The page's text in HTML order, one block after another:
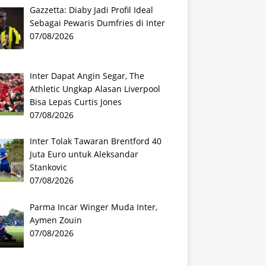
Gazzetta: Diaby Jadi Profil Ideal
Sebagai Pewaris Dumfries di Inter
07/08/2026
Inter Dapat Angin Segar, The
Athletic Ungkap Alasan Liverpool
Bisa Lepas Curtis Jones
07/08/2026
Inter Tolak Tawaran Brentford 40
Juta Euro untuk Aleksandar
Stankovic
07/08/2026
Parma Incar Winger Muda Inter,
Aymen Zouin
07/08/2026